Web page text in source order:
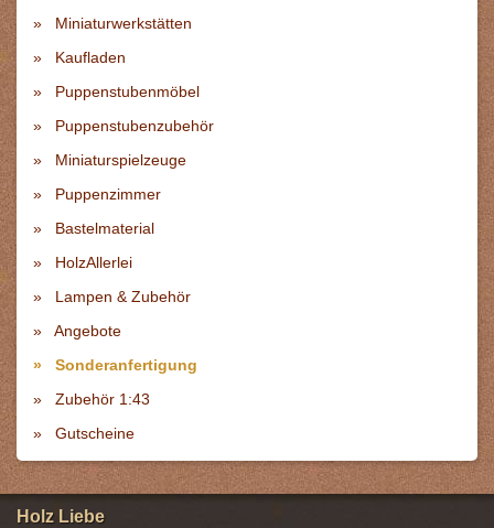
Miniaturwerkstätten
Kaufladen
Puppenstubenmöbel
Puppenstubenzubehör
Miniaturspielzeuge
Puppenzimmer
Bastelmaterial
HolzAllerlei
Lampen & Zubehör
Angebote
Sonderanfertigung
Zubehör 1:43
Gutscheine
Holz Liebe